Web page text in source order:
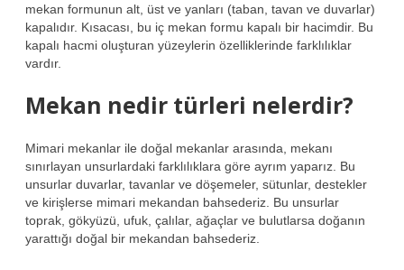
mekan formunun alt, üst ve yanları (taban, tavan ve duvarlar)
kapalıdır. Kısacası, bu iç mekan formu kapalı bir hacimdir. Bu
kapalı hacmi oluşturan yüzeylerin özelliklerinde farklılıklar
vardır.
Mekan nedir türleri nelerdir?
Mimari mekanlar ile doğal mekanlar arasında, mekanı
sınırlayan unsurlardaki farklılıklara göre ayrım yaparız. Bu
unsurlar duvarlar, tavanlar ve döşemeler, sütunlar, destekler
ve kirişlerse mimari mekandan bahsederiz. Bu unsurlar
toprak, gökyüzü, ufuk, çalılar, ağaçlar ve bulutlarsa doğanın
yarattığı doğal bir mekandan bahsederiz.